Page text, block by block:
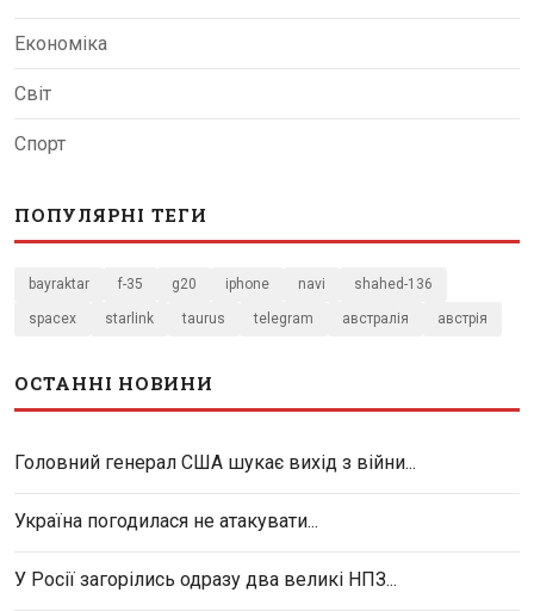
Економіка
Світ
Спорт
ПОПУЛЯРНІ ТЕГИ
bayraktar f-35 g20 iphone navi shahed-136
spacex starlink taurus telegram австралія австрія
ОСТАННІ НОВИНИ
Головний генерал США шукає вихід з війни...
Україна погодилася не атакувати...
У Росії загорілись одразу два великі НПЗ...